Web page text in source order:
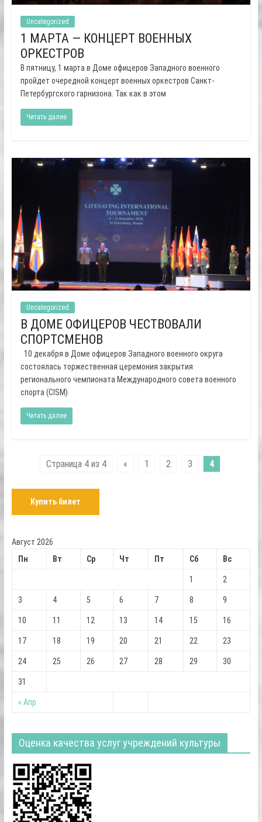
Uncategorized
1 МАРТА — КОНЦЕРТ ВОЕННЫХ
ОРКЕСТРОВ
В пятницу, 1 марта в Доме офицеров Западного военного
пройдет очередной концерт военных оркестров Санкт-
Петербургского гарнизона. Так как в этом
Читать далее
Uncategorized
В ДОМЕ ОФИЦЕРОВ ЧЕСТВОВАЛИ
СПОРТСМЕНОВ
10 декабря в Доме офицеров Западного военного округа
состоялась торжественная церемония закрытия
регионального чемпионата Международного совета военного
спорта (CISM)
Читать далее
Страница 4 из 4 « 1 2 3 4
Купить билет
Август 2026
Пн
Вт Ср Чт Пт Сб Вс
« Апр
1 2
3 4 5 6 7 8 9
10 11 12 13 14 15 16
17 18 19 20 21 22 23
24 25 26 27 28 29 30
31
Оценка качества услуг учреждений культуры